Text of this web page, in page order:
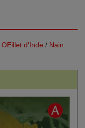
OEillet d'Inde / Nain